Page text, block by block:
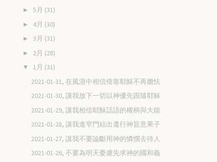
► 5月 (31)
► 4月 (30)
► 3月 (31)
► 2月 (28)
▼ 1月 (31)
2021-01-31, 在風浪中相信倚靠耶穌不再膽怯
2021-01-30, 讓我放下一切以神優先跟隨耶穌
2021-01-29, 讓我相信耶穌話語的權柄與大能
2021-01-28, 讓我進窄門結出遵行神旨意果子
2021-01-27, 讓我不要論斷用神的憐憫去待人
2021-01-26, 不要為明天憂慮先求神的國和義